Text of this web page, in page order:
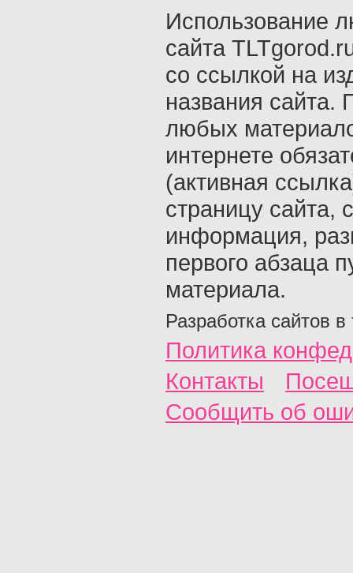
Использование
сайта
со ссылкой на
названия сайта.
любых
интернете
(активная
страницу сайта,
информация,
первого абзаца
материала.
Разработка сайтов в
Политика
Контакты
Сообщить об